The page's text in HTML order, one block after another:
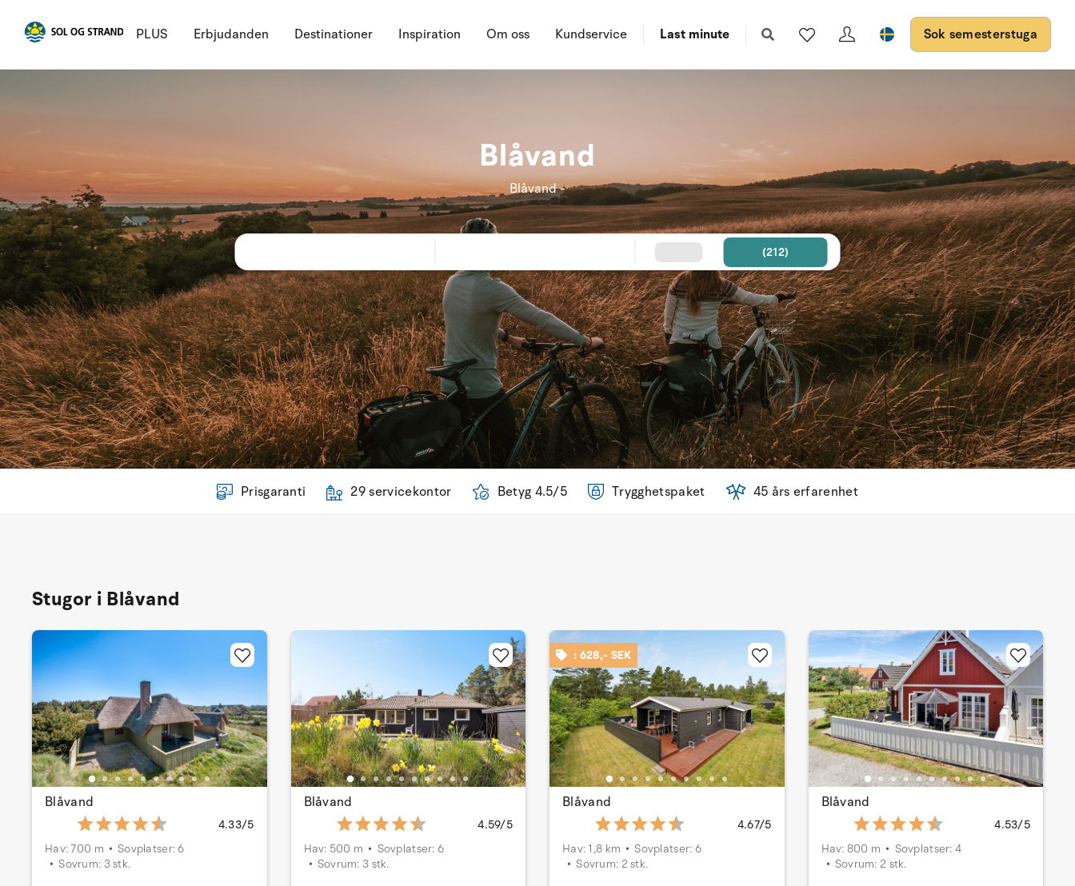
PLUS Erbjudanden Destinationer Inspiration Om oss Kundservice Last minute Sok semesterstuga
(212)
Blåvand
Blåvand -
Prisgaranti 29 servicekontor Betyg 4.5/5 Trygghetspaket 45 års erfarenhet
Stugor i Blåvand
Blåvand
4.33/5
Hav: 700 m
Sovplatser: 6
Sovrum: 3 stk.
Blåvand
4.59/5
Hav: 500 m
Sovplatser: 6
Sovrum: 3 stk.
: 628,- SEK
Blåvand
4.67/5
Hav: 1,8 km
Sovplatser: 6
Sovrum: 2 stk.
Blåvand
4.53/5
Hav: 800 m
Sovplatser: 4
Sovrum: 2 stk.